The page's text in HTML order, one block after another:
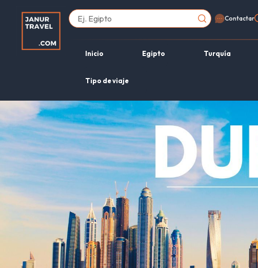
Contactar
Inicio Egipto Turquía
Tipo de viaje